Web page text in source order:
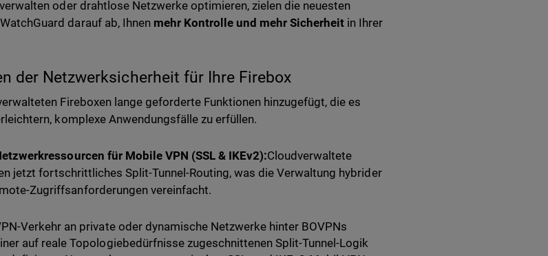
oder drahtlose Netzwerke optimieren, zielen die neuesten
darauf ab, Ihnen mehr Kontrolle und mehr Sicherheit in Ihrer
der Netzwerksicherheit für Ihre Firebox
Fireboxen lange geforderte Funktionen hinzugefügt, die es
komplexe Anwendungsfälle zu erfüllen.
für Mobile VPN (SSL & IKEv2):Cloudverwaltete
jetzt fortschrittliches Split-Tunnel-Routing, was die Verwaltung hybrider
Zugriffsanforderungen vereinfacht.
Verkehr an private oder dynamische Netzwerke hinter BOVPNs
auf reale Topologiebedürfnisse zugeschnittenen Split-Tunnel-Logik